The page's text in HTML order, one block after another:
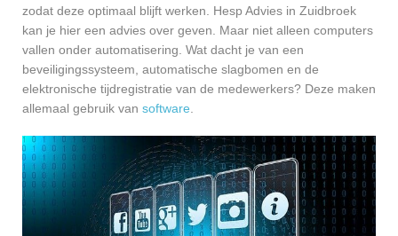
zodat deze optimaal blijft werken. Hesp Advies in Zuidbroek
kan je hier een advies over geven. Maar niet alleen computers
vallen onder automatisering. Wat dacht je van een
beveiligingssysteem, automatische slagbomen en de
elektronische tijdregistratie van de medewerkers? Deze maken
allemaal gebruik van software.